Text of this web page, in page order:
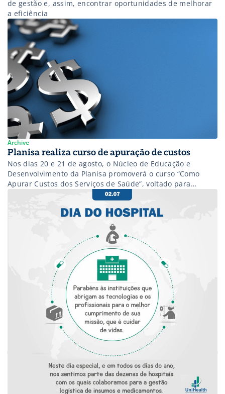
de gestão e, assim, encontrar oportunidades de melhorar
a eficiência
Archive
Planisa realiza curso de apuração de custos
Nos dias 20 e 21 de agosto, o Núcleo de Educação e
Desenvolvimento da Planisa promoverá o curso “Como
Apurar Custos dos Serviços de Saúde”, voltado para
profissionais, que tenham interesse no assunto e sem a
necessidade de conhecimento prévio. O curso abordará: A
Contextualização dos Desafios e de Oportunidades no